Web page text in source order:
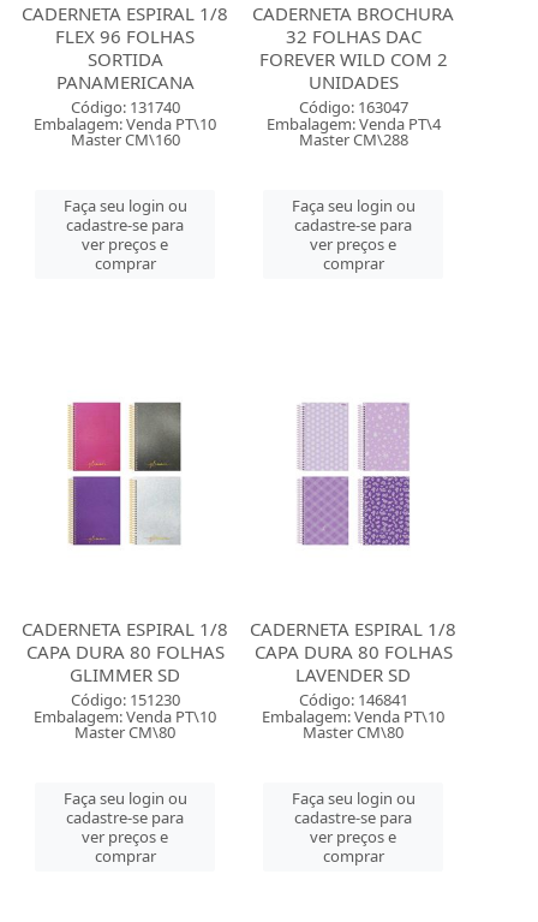
CADERNETA ESPIRAL 1/8
FLEX 96 FOLHAS
SORTIDA
PANAMERICANA
Código: 131740
Embalagem: Venda PT\10
Master CM\160
Faça seu login ou
cadastre-se para
ver preços e
comprar
CADERNETA BROCHURA
32 FOLHAS DAC
FOREVER WILD COM 2
UNIDADES
Código: 163047
Embalagem: Venda PT\4
Master CM\288
Faça seu login ou
cadastre-se para
ver preços e
comprar
CADERNETA ESPIRAL 1/8
CAPA DURA 80 FOLHAS
GLIMMER SD
Código: 151230
Embalagem: Venda PT\10
Master CM\80
Faça seu login ou
cadastre-se para
ver preços e
comprar
CADERNETA ESPIRAL 1/8
CAPA DURA 80 FOLHAS
LAVENDER SD
Código: 146841
Embalagem: Venda PT\10
Master CM\80
Faça seu login ou
cadastre-se para
ver preços e
comprar